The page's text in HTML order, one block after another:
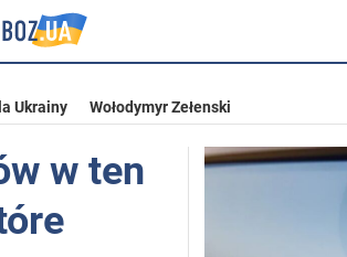
Ukrainy Wołodymyr Zełenski
w ten